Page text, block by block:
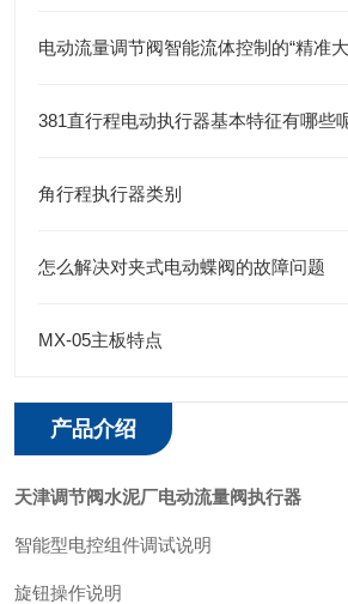
电动流量调节阀智能流体控制的“精准
381直行程电动执行器基本特征有哪些
角行程执行器类别
怎么解决对夹式电动蝶阀的故障问题
MX-05主板特点
产品介绍
天津调节阀水泥厂电动流量阀执行器
智能型电控组件调试说明
旋钮操作说明